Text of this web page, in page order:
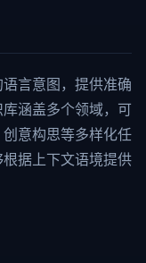
言意图，提供准确
涵盖多个领域，可
意构思等多样化任
据上下文语境提供